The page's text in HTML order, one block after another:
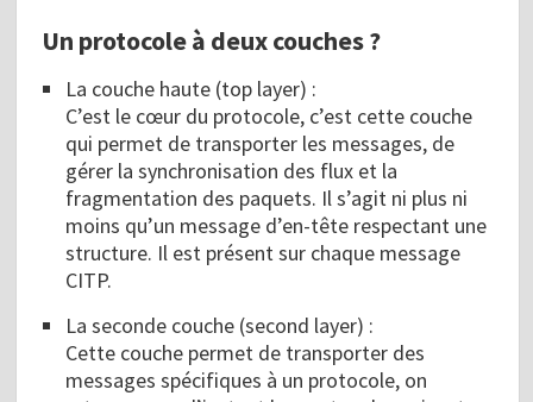
Un protocole à deux couches ?
La couche haute (top layer) :
C’est le cœur du protocole, c’est cette couche
qui permet de transporter les messages, de
gérer la synchronisation des flux et la
fragmentation des paquets. Il s’agit ni plus ni
moins qu’un message d’en-tête respectant une
structure. Il est présent sur chaque message
CITP.
La seconde couche (second layer) :
Cette couche permet de transporter des
messages spécifiques à un protocole, on